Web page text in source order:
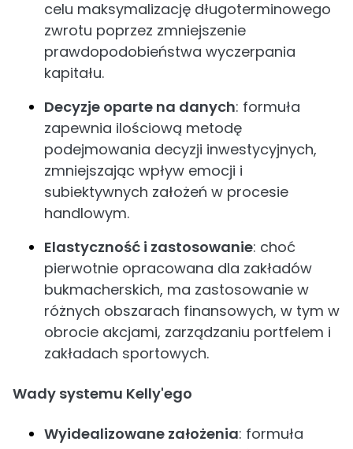
celu maksymalizację długoterminowego
zwrotu poprzez zmniejszenie
prawdopodobieństwa wyczerpania
kapitału.
Decyzje oparte na danych: formuła
zapewnia ilościową metodę
podejmowania decyzji inwestycyjnych,
zmniejszając wpływ emocji i
subiektywnych założeń w procesie
handlowym.
Elastyczność i zastosowanie: choć
pierwotnie opracowana dla zakładów
bukmacherskich, ma zastosowanie w
różnych obszarach finansowych, w tym w
obrocie akcjami, zarządzaniu portfelem i
zakładach sportowych.
Wady systemu Kelly'ego
Wyidealizowane założenia: formuła